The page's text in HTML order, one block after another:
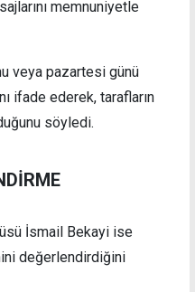
memnuniyetle
veya pazartesi günü
ifade ederek, tarafların
söyledi.
İsmail Bekayi ise
değerlendirdiğini